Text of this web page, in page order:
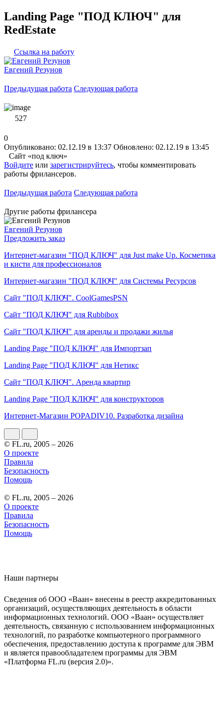
Landing Page "ПОД КЛЮЧ" для
RedEstate
Ссылка на работу
Евгений Резунов
Предыдущая работа Следующая работа
527
0
Опубликовано: 02.12.19 в 13:37 Обновлено: 02.12.19 в 13:45
Сайт «под ключ»
Войдите или зарегистрируйтесь, чтобы комментировать
работы фрилансеров.
Предыдущая работа Следующая работа
Другие работы фрилансера
Евгений Резунов
Предложить заказ
Интернет-магазин "ПОД КЛЮЧ" для Just make Up. Косметика
и кисти для профессионалов
Интернет-магазин "ПОД КЛЮЧ" для Системы Ресурсов
Сайт "ПОД КЛЮЧ". CoolGamesPSN
Сайт "ПОД КЛЮЧ" для Rubbibox
Сайт "ПОД КЛЮЧ" для аренды и продажи жилья
Landing Page "ПОД КЛЮЧ" для Импортзап
Landing Page "ПОД КЛЮЧ" для Нетикс
Сайт "ПОД КЛЮЧ". Аренда квартир
Landing Page "ПОД КЛЮЧ" для конструкторов
Интернет-Магазин POPADIV10. Разработка дизайна
© FL.ru, 2005 – 2026
О проекте
Правила
Безопасность
Помощь
© FL.ru, 2005 – 2026
О проекте
Правила
Безопасность
Помощь
Наши партнеры
Сведения об ООО «Ваан» внесены в реестр аккредитованных
организаций, осуществляющих деятельность в области
информационных технологий. ООО «Ваан» осуществляет
деятельность, связанную с использованием информационных
технологий, по разработке компьютерного программного
обеспечения, предоставлению доступа к программе для ЭВМ
и является правообладателем программы для ЭВМ
«Платформа FL.ru (версия 2.0)».